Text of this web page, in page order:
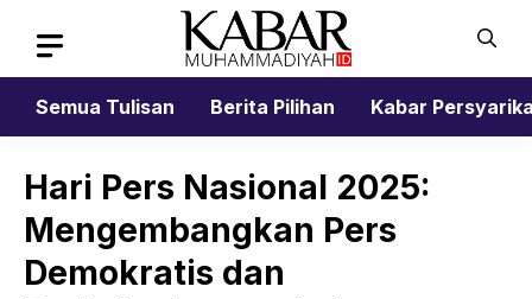
content
Semua Tulisan
Berita Pilihan Kabar
Hari Pers Nasional 2025:
Mengembangkan Pers
Demokratis dan